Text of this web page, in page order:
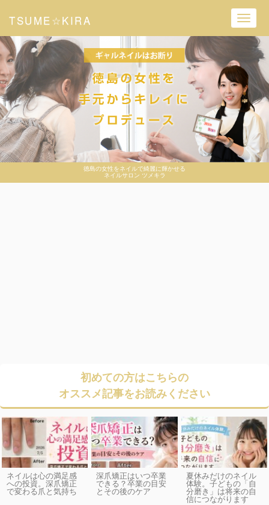
徳島の女性をネイルで綺麗に輝かせる
ネイルサロン ツメキラ
TSUME☆KIRA
初めての方はこちらの
オススメ記事をお読みください
ネイルは心の満足感
への投資。深爪矯正
で変わる爪と気持ち
深爪矯正はいつ卒業
できる？卒業の目安
とその後のケア
夏休みだけのネイル
体験。子どもの「自
分磨き」は将来の自
信につながります